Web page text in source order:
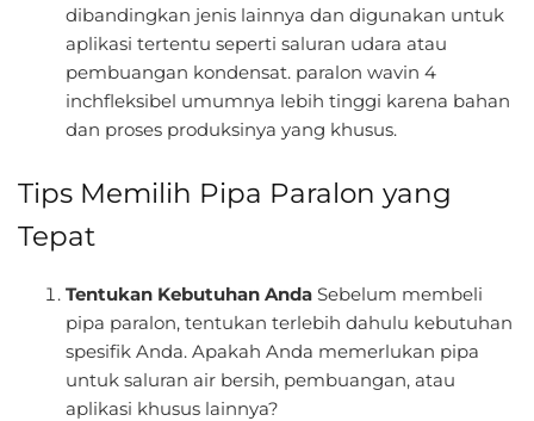
dibandingkan jenis lainnya dan digunakan untuk
aplikasi tertentu seperti saluran udara atau
pembuangan kondensat. paralon wavin 4
inchfleksibel umumnya lebih tinggi karena bahan
dan proses produksinya yang khusus.
Tips Memilih Pipa Paralon yang
Tepat
Tentukan Kebutuhan Anda Sebelum membeli
pipa paralon, tentukan terlebih dahulu kebutuhan
spesifik Anda. Apakah Anda memerlukan pipa
untuk saluran air bersih, pembuangan, atau
aplikasi khusus lainnya?